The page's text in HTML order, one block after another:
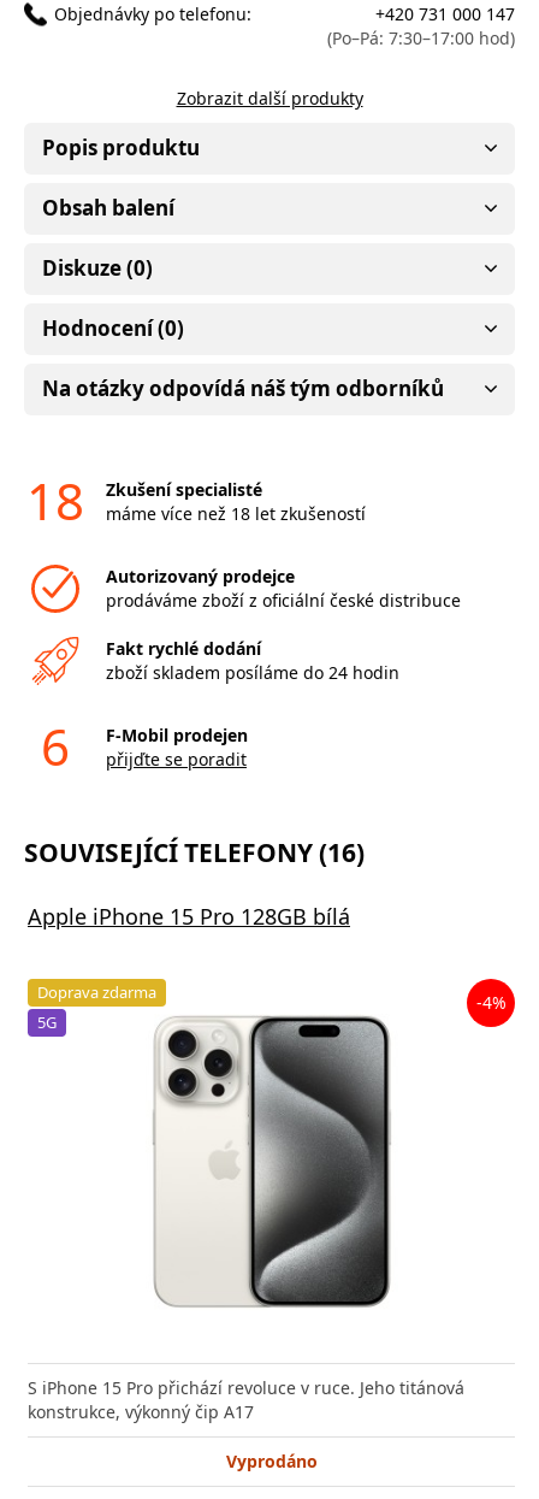
Objednávky po telefonu:
+420 731 000 147
(Po–Pá: 7:30–17:00 hod)
Zobrazit další produkty
Popis produktu
Obsah balení
Diskuze (0)
Hodnocení (0)
Na otázky odpovídá náš tým odborníků
18
Zkušení specialisté
máme více než 18 let zkušeností
Autorizovaný prodejce
prodáváme zboží z oficiální české distribuce
Fakt rychlé dodání
zboží skladem posíláme do 24 hodin
6
F-Mobil prodejen
přijďte se poradit
SOUVISEJÍCÍ TELEFONY (16)
Apple iPhone 15 Pro 128GB bílá
Doprava zdarma
5G
-4%
S iPhone 15 Pro přichází revoluce v ruce. Jeho titánová
konstrukce, výkonný čip A17
Vyprodáno